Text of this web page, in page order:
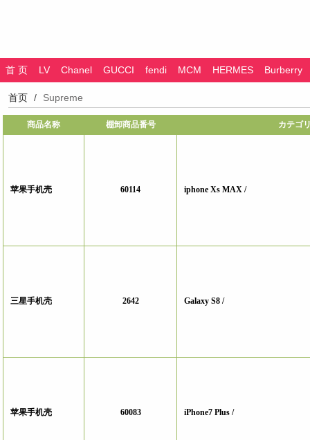
首 页 LV Chanel GUCCI fendi MCM HERMES Burberry
首页 Supreme
商品名称 棚卸商品番号 カテゴ
苹果手机壳 60114 iphone Xs MAX /
三星手机壳 2642 Galaxy S8 /
苹果手机壳 60083 iPhone7 Plus /